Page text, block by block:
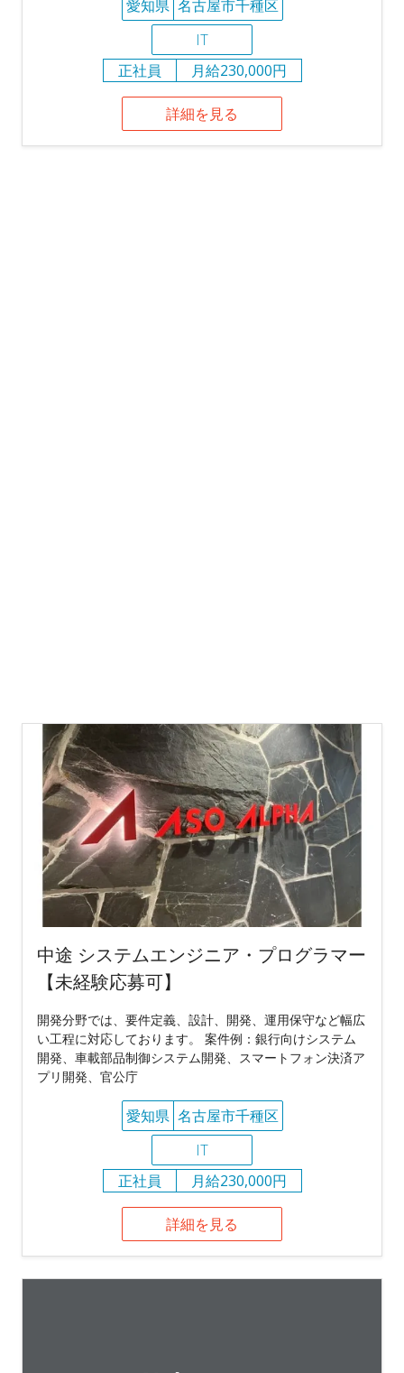
愛知県 名古屋市千種区
IT
正社員
月給230,000円
詳細を見る
中途 システムエンジニア・プログラマー
【未経験応募可】
開発分野では、要件定義、設計、開発、運用保守など幅広
い工程に対応しております。 案件例：銀行向けシステム
開発、車載部品制御システム開発、スマートフォン決済ア
プリ開発、官公庁
愛知県 名古屋市千種区
IT
正社員
月給230,000円
詳細を見る